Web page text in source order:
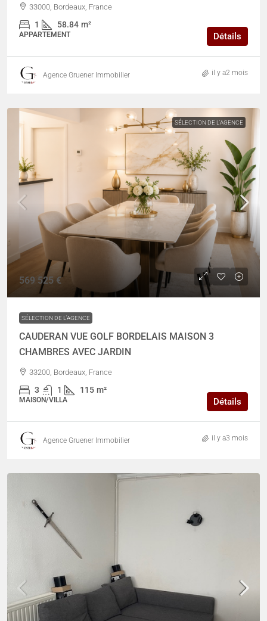
33000, Bordeaux, France
1 58.84 m²
APPARTEMENT Détails
Agence Gruener Immobilier il y a2 mois
SÉLECTION DE L'AGENCE
569 525 €
SÉLECTION DE L'AGENCE
CAUDERAN VUE GOLF BORDELAIS MAISON 3
CHAMBRES AVEC JARDIN
33200, Bordeaux, France
3 1 115 m²
MAISON/VILLA Détails
Agence Gruener Immobilier il y a3 mois